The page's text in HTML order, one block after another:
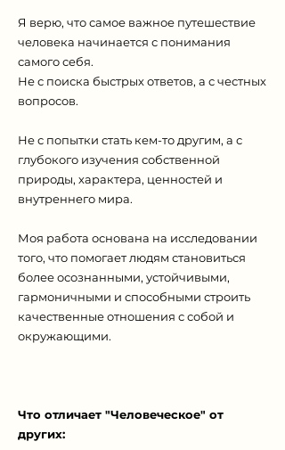
Я верю, что самое важное путешествие
человека начинается с понимания
самого себя.
Не с поиска быстрых ответов, а с честных
вопросов.
Не с попытки стать кем-то другим, а с
глубокого изучения собственной
природы, характера, ценностей и
внутреннего мира.
Моя работа основана на исследовании
того, что помогает людям становиться
более осознанными, устойчивыми,
гармоничными и способными строить
качественные отношения с собой и
окружающими.
Что отличает "Человеческое" от
других: